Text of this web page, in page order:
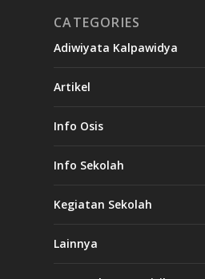
CATEGORIES
Adiwiyata Kalpawidya
Artikel
Info Osis
Info Sekolah
Kegiatan Sekolah
Lainnya